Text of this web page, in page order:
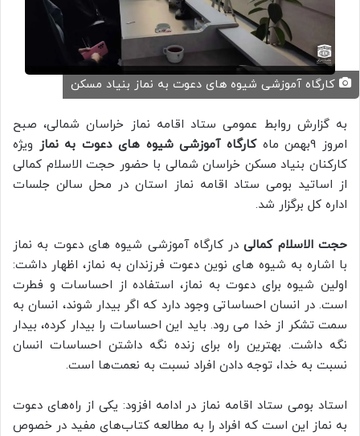
کارگاه آموزشی شیوه های دعوت به نماز بنیاد مسکن
به گزارش روابط عمومی ستاد اقامه نماز خراسان شمالی، صبح
امروز 9بهمن ماه
کارگاه آموزشی شیوه های دعوت به نماز ویژه
کارکنان بنیاد مسکن خراسان شمالی با حضور حجت الاسلام کمالی
از اساتید بومی ستاد اقامه نماز استان در محل سالن جلسات
اداره کل برگزار شد.
حجت الاسلام کمالیدر کارگاه آموزشی شیوه های دعوت به نماز
با اشاره به شیوه های نوین دعوت فرزندان به نماز، اظهار داشت:
اولین شیوه برای دعوت به نماز، استفاده از احساسات و فطرت
است. در انسان احساساتی وجود دارد که اگر بیدار شوند، انسان به
سمت تشکر از خدا می رود. باید این احساسات را بیدار کرده، بیدار
نگه داشت. بهترین راه برای زنده نگه داشتن احساسات انسان
نسبت به خدا، توجه دادن افراد نسبت به نعمت‌ها است.
استاد بومی ستاد اقامه نماز در ادامه افزود: یکی از راه‌های دعوت
به نماز این است که افراد را به مطالعه کتاب‌های مفید در خصوص